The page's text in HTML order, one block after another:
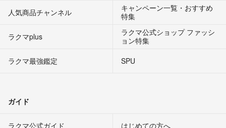
人気商品チャンネル
キャンペーン一覧・おすすめ
特集
ラクマplus
ラクマ公式ショップ ファッシ
ョン特集
ラクマ最強鑑定
SPU
ガイド
ラクマ公式ガイド はじめての方へ